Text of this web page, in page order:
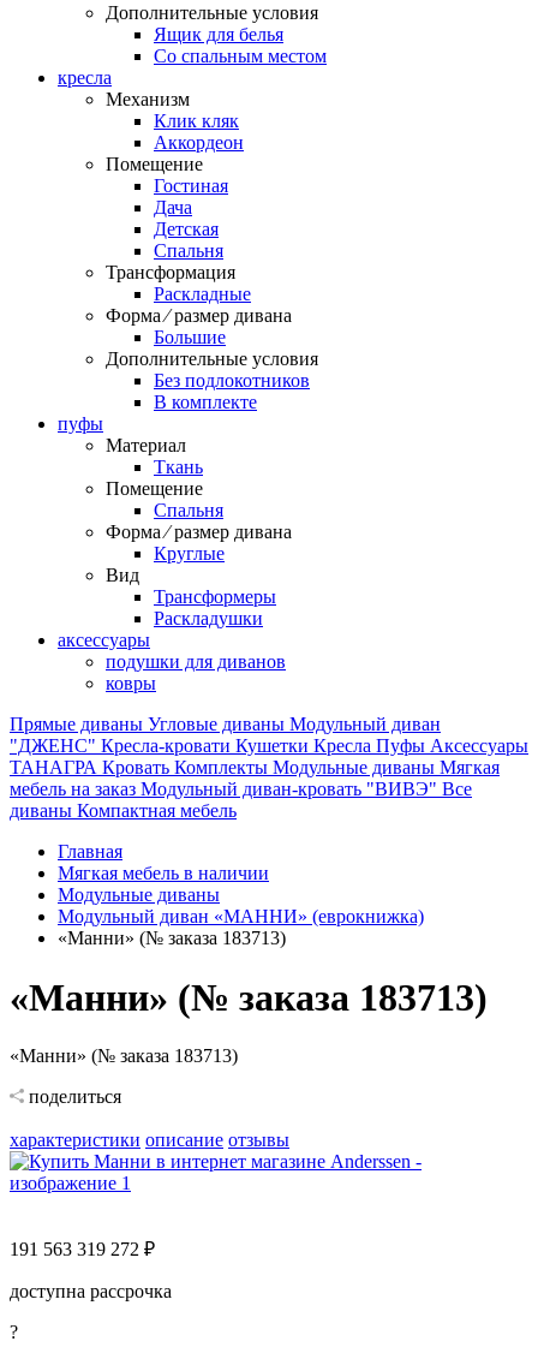
Дополнительные условия
Ящик для белья
Со спальным местом
кресла
Механизм
Клик кляк
Аккордеон
Помещение
Гостиная
Дача
Детская
Спальня
Трансформация
Раскладные
Форма ⁄ размер дивана
Большие
Дополнительные условия
Без подлокотников
В комплекте
пуфы
Материал
Ткань
Помещение
Спальня
Форма ⁄ размер дивана
Круглые
Вид
Трансформеры
Раскладушки
аксессуары
подушки для диванов
ковры
Прямые диваны Угловые диваны Модульный диван
"ДЖЕНС" Кресла-кровати Кушетки Кресла Пуфы Аксессуары
ТАНАГРА Кровать Комплекты Модульные диваны Мягкая
мебель на заказ Модульный диван-кровать "ВИВЭ" Все
диваны Компактная мебель
Главная
Мягкая мебель в наличии
Модульные диваны
Модульный диван «МАННИ» (еврокнижка)
«Манни» (№ заказа 183713)
«Манни» (№ заказа 183713)
«Манни» (№ заказа 183713)
поделиться
характеристики описание отзывы
191 563 319 272 ₽
доступна рассрочка
?